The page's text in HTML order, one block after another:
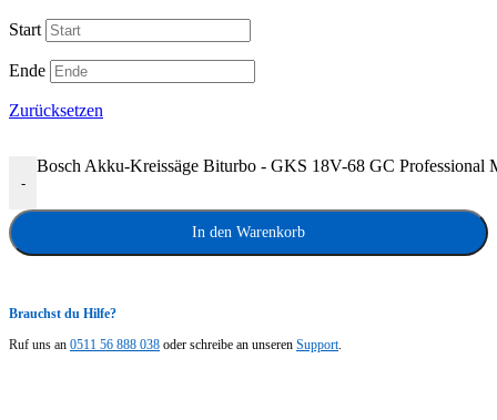
Start
Ende
Zurücksetzen
-
Bosch Akku-Kreissäge Biturbo - GKS 18V-68 GC Professional
In den Warenkorb
Brauchst du Hilfe?
Ruf uns an 0511 56 888 038 oder schreibe an unseren Support.